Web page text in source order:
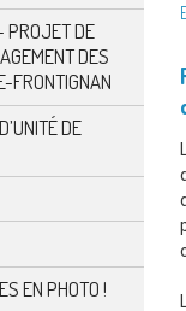
PROJET DE
DES
FRONTIGNAN
DE
EN PHOTO !